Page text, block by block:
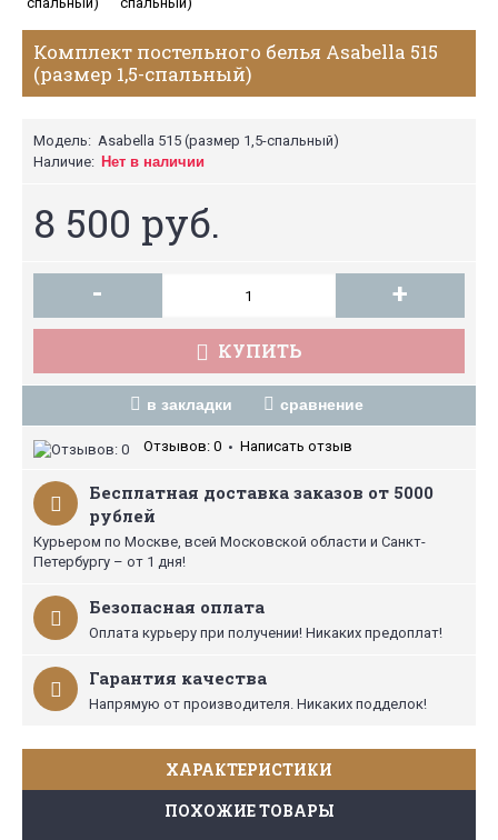
Комплект постельного белья Asabella 515
(размер 1,5-спальный)
Модель: Asabella 515 (размер 1,5-спальный)
Наличие: Нет в наличии
8 500 руб.
- +
КУПИТЬ
в закладки сравнение
Отзывов: 0 • Написать отзыв
Бесплатная доставка заказов от 5000
рублей
Курьером по Москве, всей Московской области и Санкт-
Петербургу – от 1 дня!
Безопасная оплата
Оплата курьеру при получении! Никаких предоплат!
Гарантия качества
Напрямую от производителя. Никаких подделок!
ХАРАКТЕРИСТИКИ
ПОХОЖИЕ ТОВАРЫ